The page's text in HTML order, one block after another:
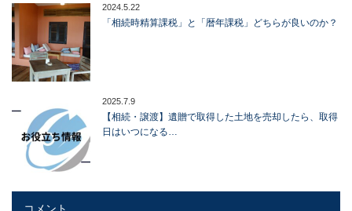
2024.5.22
「相続時精算課税」と「暦年課税」どちらが良いのか？
2025.7.9
【相続・譲渡】遺贈で取得した土地を売却したら、取得
日はいつになる…